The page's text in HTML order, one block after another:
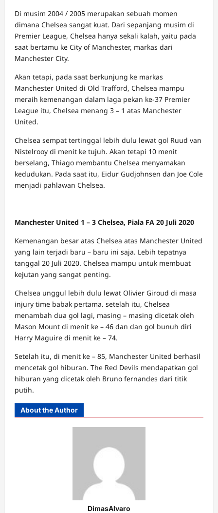
Di musim 2004 / 2005 merupakan sebuah momen
dimana Chelsea sangat kuat. Dari sepanjang musim di
Premier League, Chelsea hanya sekali kalah, yaitu pada
saat bertamu ke City of Manchester, markas dari
Manchester City.
Akan tetapi, pada saat berkunjung ke markas
Manchester United di Old Trafford, Chelsea mampu
meraih kemenangan dalam laga pekan ke-37 Premier
League itu, Chelsea menang 3 – 1 atas Manchester
United.
Chelsea sempat tertinggal lebih dulu lewat gol Ruud van
Nistelrooy di menit ke tujuh. Akan tetapi 10 menit
berselang, Thiago membantu Chelsea menyamakan
kedudukan. Pada saat itu, Eidur Gudjohnsen dan Joe Cole
menjadi pahlawan Chelsea.
Manchester United 1 – 3 Chelsea, Piala FA 20 Juli 2020
Kemenangan besar atas Chelsea atas Manchester United
yang lain terjadi baru – baru ini saja. Lebih tepatnya
tanggal 20 Juli 2020. Chelsea mampu untuk membuat
kejutan yang sangat penting.
Chelsea unggul lebih dulu lewat Olivier Giroud di masa
injury time babak pertama. setelah itu, Chelsea
menambah dua gol lagi, masing – masing dicetak oleh
Mason Mount di menit ke – 46 dan dan gol bunuh diri
Harry Maguire di menit ke – 74.
Setelah itu, di menit ke – 85, Manchester United berhasil
mencetak gol hiburan. The Red Devils mendapatkan gol
hiburan yang dicetak oleh Bruno fernandes dari titik
putih.
About the Author
DimasAlvaro